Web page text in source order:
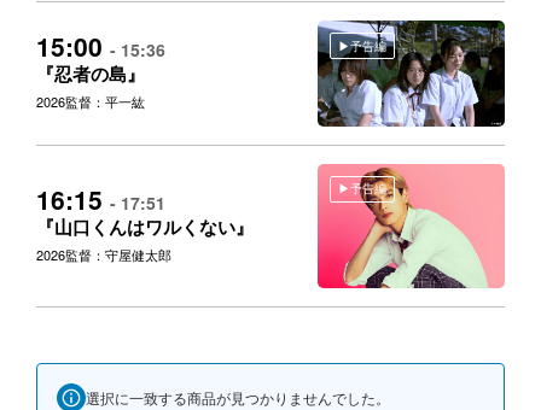
予告編
15:00 - 15:36
『忍者の島』
2026監督：平一紘
予告編
16:15 - 17:51
『山口くんはワルくない』
2026監督：守屋健太郎
選択に一致する商品が見つかりませんでした。